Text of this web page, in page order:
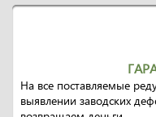
На все поставляемые
выявлении заводских